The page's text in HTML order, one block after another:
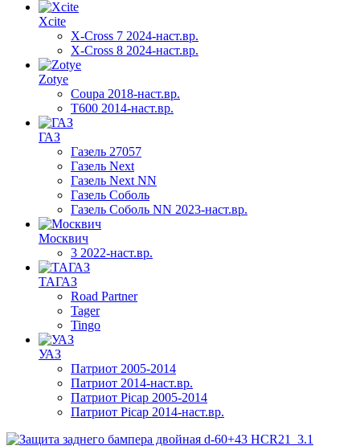
Xcite
X-Cross 7 2024-наст.вр.
X-Cross 8 2024-наст.вр.
Zotye
Coupa 2018-наст.вр.
T600 2014-наст.вр.
ГАЗ
Газель 27057
Газель Next
Газель Next NN
Газель Соболь
Газель Соболь NN 2023-наст.вр.
Москвич
3 2022-наст.вр.
ТАГАЗ
Road Partner
Tager
Tingo
УАЗ
Патриот 2005-2014
Патриот 2014-наст.вр.
Патриот Picap 2005-2014
Патриот Picap 2014-наст.вр.